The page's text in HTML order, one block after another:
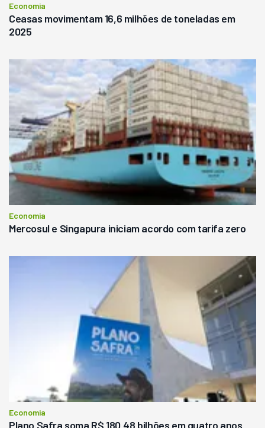
Economia
Ceasas movimentam 16,6 milhões de toneladas em
2025
Economia
Mercosul e Singapura iniciam acordo com tarifa zero
Economia
Plano Safra soma R$ 180,48 bilhões em quatro anos